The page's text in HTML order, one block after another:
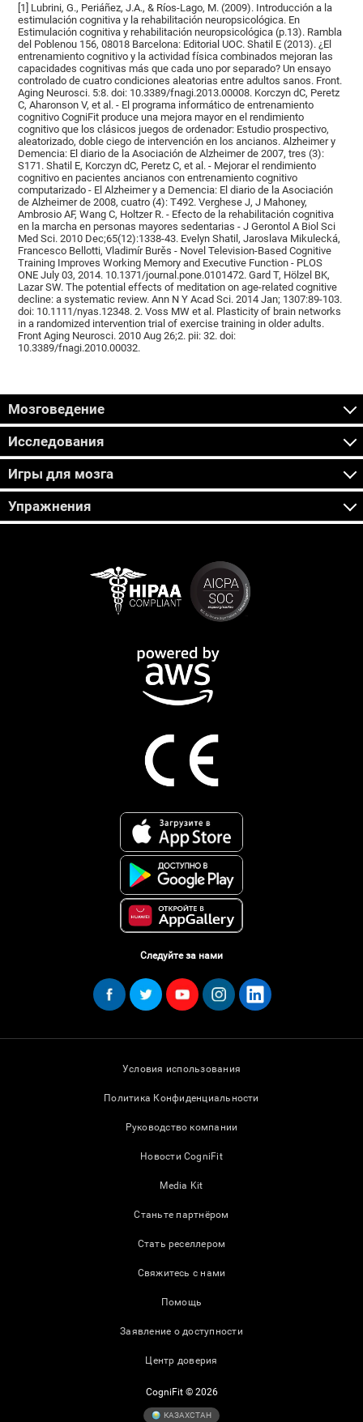
[1] Lubrini, G., Periáñez, J.A., & Ríos-Lago, M. (2009). Introducción a la
estimulación cognitiva y la rehabilitación neuropsicológica. En
Estimulación cognitiva y rehabilitación neuropsicológica (p.13). Rambla
del Poblenou 156, 08018 Barcelona: Editorial UOC. Shatil E (2013). ¿El
entrenamiento cognitivo y la actividad física combinados mejoran las
capacidades cognitivas más que cada uno por separado? Un ensayo
controlado de cuatro condiciones aleatorias entre adultos sanos. Front.
Aging Neurosci. 5:8. doi: 10.3389/fnagi.2013.00008. Korczyn dC, Peretz
C, Aharonson V, et al. - El programa informático de entrenamiento
cognitivo CogniFit produce una mejora mayor en el rendimiento
cognitivo que los clásicos juegos de ordenador: Estudio prospectivo,
aleatorizado, doble ciego de intervención en los ancianos. Alzheimer y
Demencia: El diario de la Asociación de Alzheimer de 2007, tres (3):
S171. Shatil E, Korczyn dC, Peretz C, et al. - Mejorar el rendimiento
cognitivo en pacientes ancianos con entrenamiento cognitivo
computarizado - El Alzheimer y a Demencia: El diario de la Asociación
de Alzheimer de 2008, cuatro (4): T492. Verghese J, J Mahoney,
Ambrosio AF, Wang C, Holtzer R. - Efecto de la rehabilitación cognitiva
en la marcha en personas mayores sedentarias - J Gerontol A Biol Sci
Med Sci. 2010 Dec;65(12):1338-43. Evelyn Shatil, Jaroslava Mikulecká,
Francesco Bellotti, Vladimír Burěs - Novel Television-Based Cognitive
Training Improves Working Memory and Executive Function - PLOS
ONE July 03, 2014. 10.1371/journal.pone.0101472. Gard T, Hölzel BK,
Lazar SW. The potential effects of meditation on age-related cognitive
decline: a systematic review. Ann N Y Acad Sci. 2014 Jan; 1307:89-103.
doi: 10.1111/nyas.12348. 2. Voss MW et al. Plasticity of brain networks
in a randomized intervention trial of exercise training in older adults.
Front Aging Neurosci. 2010 Aug 26;2. pii: 32. doi:
10.3389/fnagi.2010.00032.
Мозговедение
Исследования
Игры для мозга
Упражнения
Следуйте за нами
Условия использования
Политика Конфиденциальности
Руководство компании
Новости CogniFit
Media Kit
Станьте партнёром
Стать реселлером
Свяжитесь с нами
Помощь
Заявление о доступности
Центр доверия
CogniFit © 2026
КАЗАХСТАН